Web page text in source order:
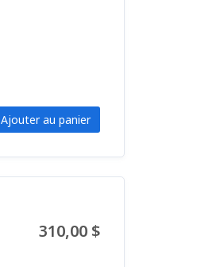
Ajouter au panier
310,00 $